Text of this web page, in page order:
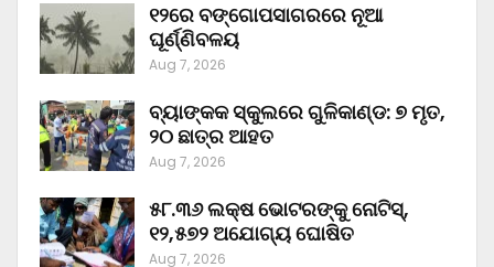
୧୨ରେ ବଙ୍ଗୋପସାଗରରେ ନୂଆ
ଘୂର୍ଣ୍ଣିବଳୟ
Aug 7, 2026
ବ୍ୟାଙ୍କକ ସ୍କୁଲରେ ଗୁଳିକାଣ୍ଡ: ୭ ମୃତ,
୨୦ ଛାତ୍ର ଆହତ
Aug 7, 2026
୫୮.୩୬ ଲକ୍ଷ ଭୋଟରଙ୍କୁ ନୋଟିସ୍‌,
୧୨,୫୭୨ ଅଯୋଗ୍ୟ ଘୋଷିତ
Aug 7, 2026